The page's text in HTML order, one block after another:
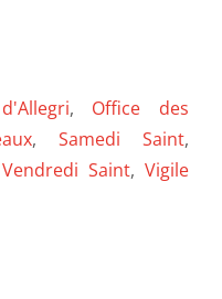
, Office des
, Samedi Saint,
Vendredi Saint,Vigile